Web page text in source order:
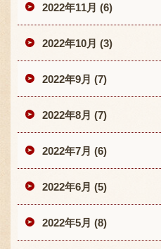
2022年11月 (6)
2022年10月 (3)
2022年9月 (7)
2022年8月 (7)
2022年7月 (6)
2022年6月 (5)
2022年5月 (8)